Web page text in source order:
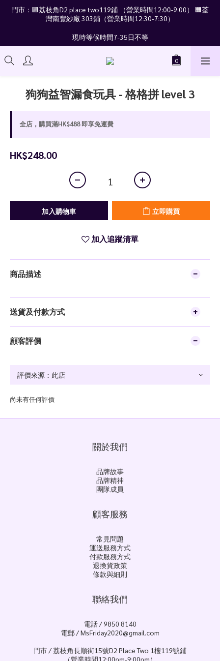
門市：🟪荔枝角D2 place two119鋪 （營業時間12:00-9:00） 🟧荃
灣南豐紗廠 303鋪（營業時間12:30-7:30）
現時等候時間7-35日不等
狗狗益智漏食玩具 - 格格拼 level 3
全店，購買滿HK$488 即享免運費
HK$248.00
加入購物車 立即購買
加入追蹤清單
商品描述
送貨及付款方式
顧客評價
尚未有任何評價
關於我們
品牌故事
品牌精神
團隊成員
顧客服務
常見問題
運送服務方式
付款服務方式
退換貨政策
條款與細則
聯絡我們
電話 / 9850 8140
電郵 / MsFriday2020@gmail.com
門市 / 荔枝角長順街15號D2 Place Two 1樓119號鋪
（營業時間12:00pm-9:00pm）